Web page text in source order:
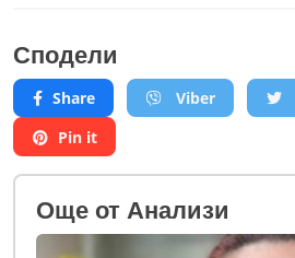
Сподели
Share Viber
Pin it
Oще от Анализи